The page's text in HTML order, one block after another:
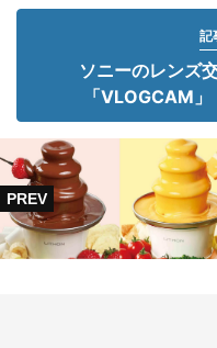
記
ソニーのレンズ
「VLOGCAM